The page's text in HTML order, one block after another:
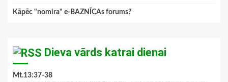
Kāpēc "nomira" e-BAZNĪCAs forums?
Dieva vārds katrai dienai
Mt.13:37-38